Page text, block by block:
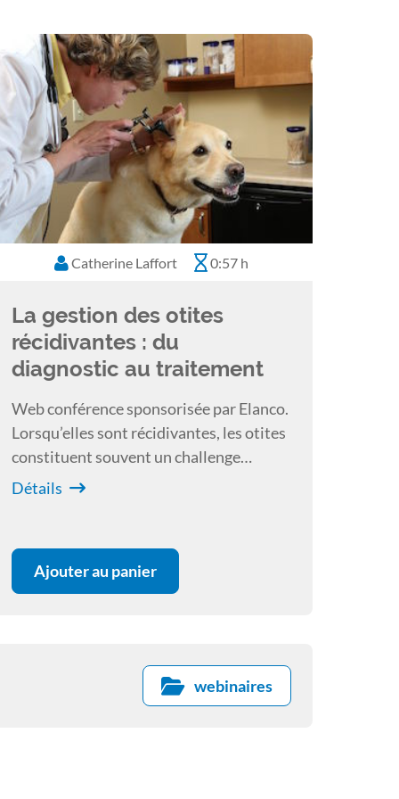
Catherine Laffort 0:57 h
La gestion des otites
récidivantes : du
diagnostic au traitement
Web conférence sponsorisée par Elanco.
Lorsqu’elles sont récidivantes, les otites
constituent souvent un challenge
diagnostique et thérapeutique pour le
cause sous-jacente et autorisent une
prise en charge globale.
Détails
Ajouter au panier
webinaires